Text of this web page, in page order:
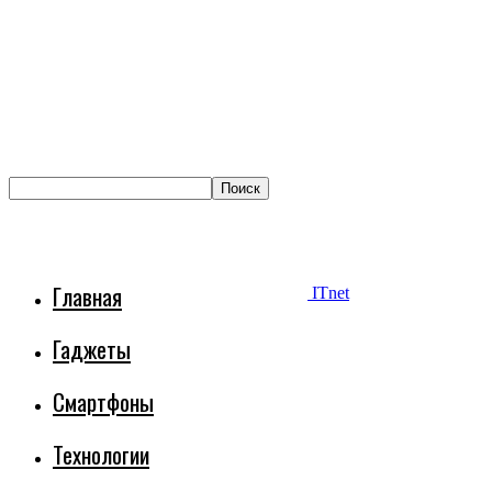
ITnet
Главная
Гаджеты
Смартфоны
Технологии